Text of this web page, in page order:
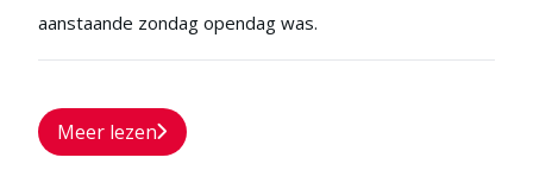
aanstaande zondag opendag was.
Meer lezen